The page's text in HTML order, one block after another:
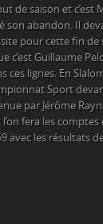
de saison et c’est
son abandon. Il
pour cette fin de
c’est Guillaume
lignes. En
Sport
par Jérôme
fera les
avec les résultats